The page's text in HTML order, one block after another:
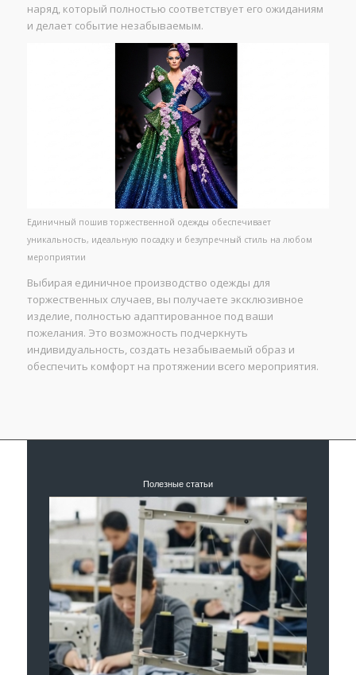
наряд, который полностью соответствует его ожиданиям
и делает событие незабываемым.
Единичный пошив торжественной одежды обеспечивает
уникальность, идеальную посадку и безупречный стиль на любом
мероприятии
Выбирая единичное производство одежды для
торжественных случаев, вы получаете эксклюзивное
изделие, полностью адаптированное под ваши
пожелания. Это возможность подчеркнуть
индивидуальность, создать незабываемый образ и
обеспечить комфорт на протяжении всего мероприятия.
Полезные статьи